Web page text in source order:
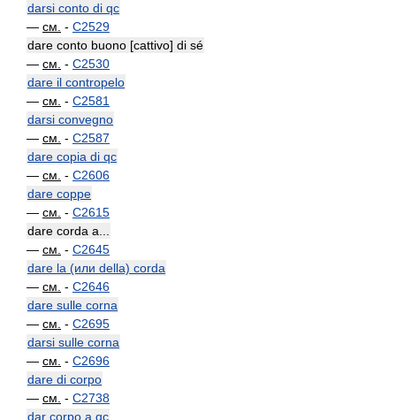
darsi conto di qc
— см. - C2529
dare conto buono [cattivo] di sé
— см. - C2530
dare il contropelo
— см. - C2581
darsi convegno
— см. - C2587
dare copia di qc
— см. - C2606
dare coppe
— см. - C2615
dare corda a...
— см. - C2645
dare la (или della) corda
— см. - C2646
dare sulle corna
— см. - C2695
darsi sulle corna
— см. - C2696
dare di corpo
— см. - C2738
dar corpo a qc